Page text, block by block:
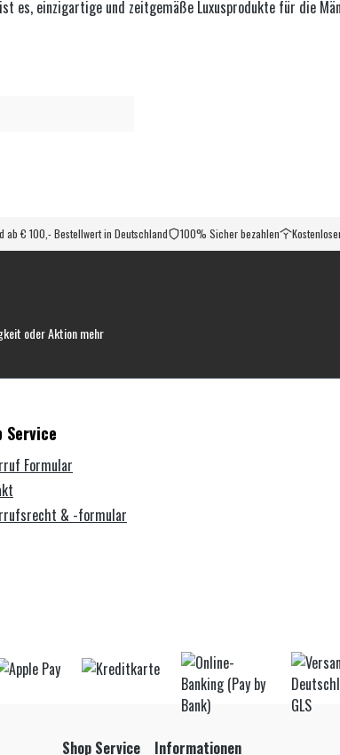
es, einzigartige und zeitgemäße Luxusprodukte für die
ab € 100,- Bestellwert in Deutschland 100% Sicher bezahlen
oder Aktion mehr
Service
Formular
& -formular
Shop Service Informationen